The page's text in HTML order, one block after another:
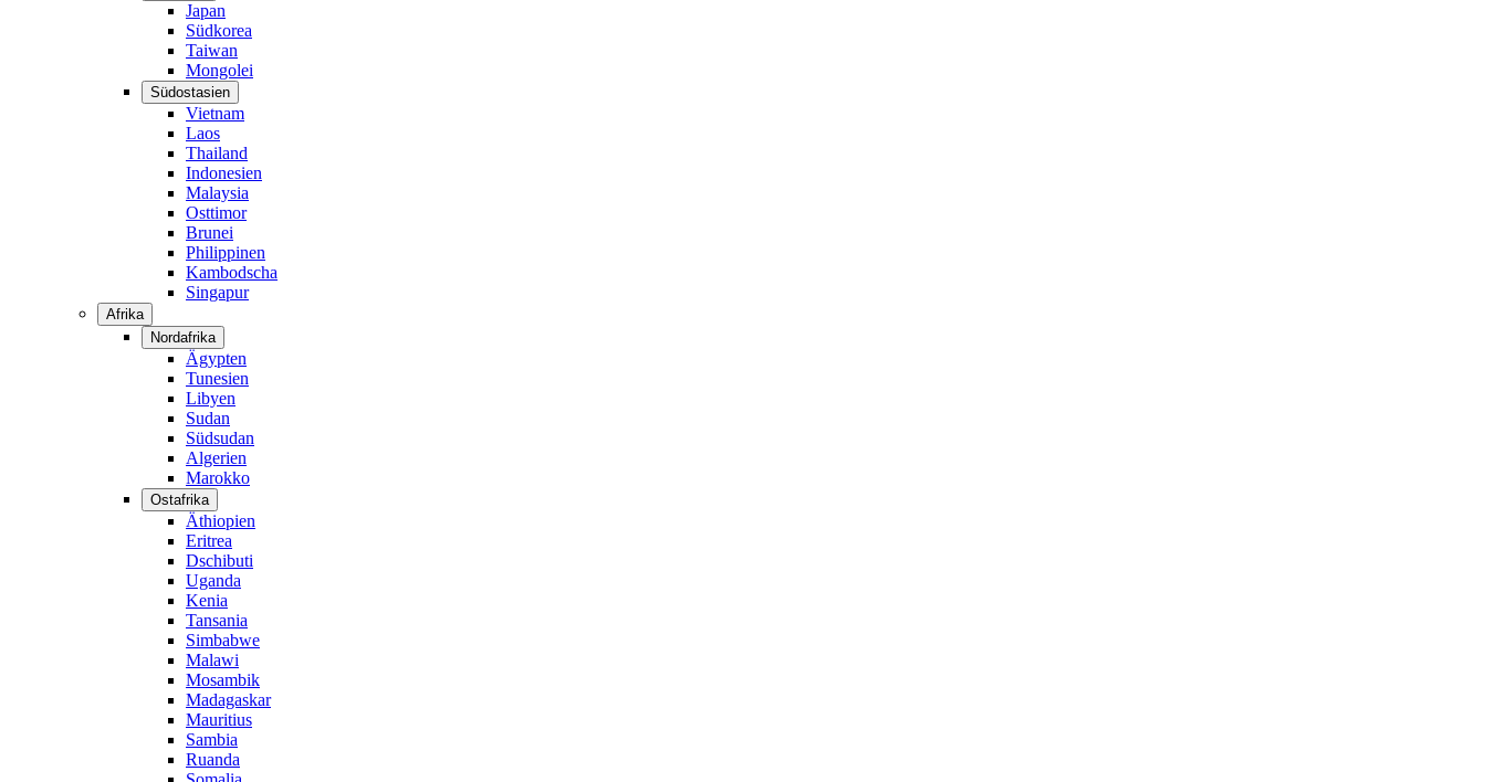
Japan
Südkorea
Taiwan
Mongolei
Südostasien
Vietnam
Laos
Thailand
Indonesien
Malaysia
Osttimor
Brunei
Philippinen
Kambodscha
Singapur
Afrika
Nordafrika
Ägypten
Tunesien
Libyen
Sudan
Südsudan
Algerien
Marokko
Ostafrika
Äthiopien
Eritrea
Dschibuti
Uganda
Kenia
Tansania
Simbabwe
Malawi
Mosambik
Madagaskar
Mauritius
Sambia
Ruanda